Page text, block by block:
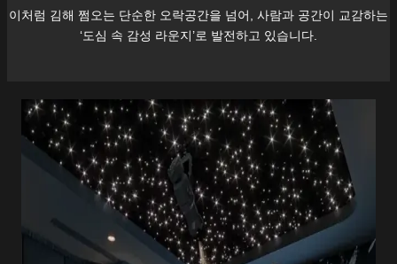
이처럼 김해 쩜오는 단순한 오락공간을 넘어, 사람과 공간이 교감하는
‘도심 속 감성 라운지’로 발전하고 있습니다.